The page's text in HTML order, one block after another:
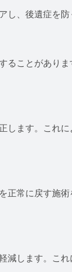
、後遺症を防
ることがあり
します。これ
正常に戻す施
減します。こ